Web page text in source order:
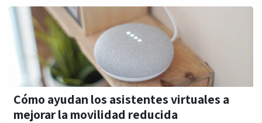
Cómo ayudan los asistentes virtuales a
mejorar la movilidad reducida